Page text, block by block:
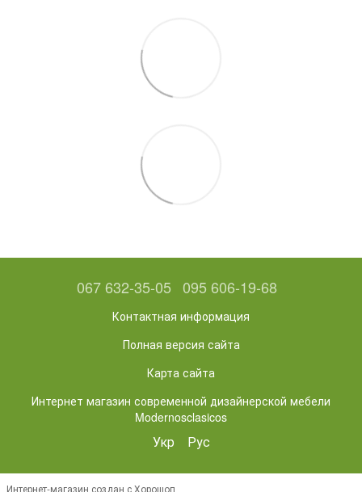
067 632-35-05 095 606-19-68
Контактная информация
Полная версия сайта
Карта сайта
Интернет магазин современной дизайнерской мебели
Modernosclasicos
Укр Рус
Интернет-магазин создан с Хорошоп